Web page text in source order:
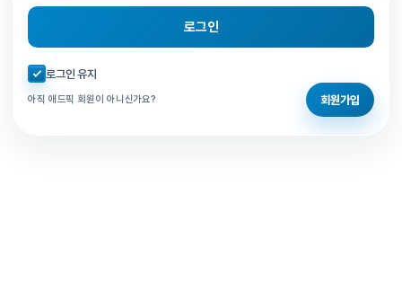
로그인
자동로그인 체크
로그인 유지
아직 애드픽 회원이 아니신가요? 회원가입